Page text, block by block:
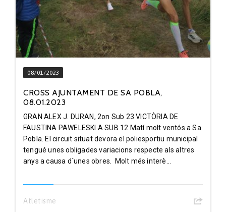
08/01/2023
CROSS AJUNTAMENT DE SA POBLA,
08.01.2023
GRAN ALEX J. DURAN, 2on Sub 23 VICTÒRIA DE
FAUSTINA PAWELESKI A SUB 12 Matí molt ventós a Sa
Pobla. El circuit situat devora el poliesportiu municipal
tengué unes obligades variacions respecte als altres
anys a causa d´unes obres. Molt més interè...
Atletisme